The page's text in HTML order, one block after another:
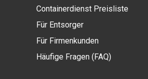
Containerdienst Preisliste
Für Entsorger
Für Firmenkunden
Häufige Fragen (FAQ)